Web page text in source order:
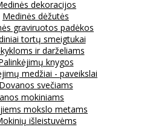
dekoracijos
Medinės dėžutės
graviruotos padėkos
tortų smeigtukai
ir darželiams
knygos
medžiai - paveikslai
Dovanos svečiams
mokiniams
mokslo metams
išleistuvėms